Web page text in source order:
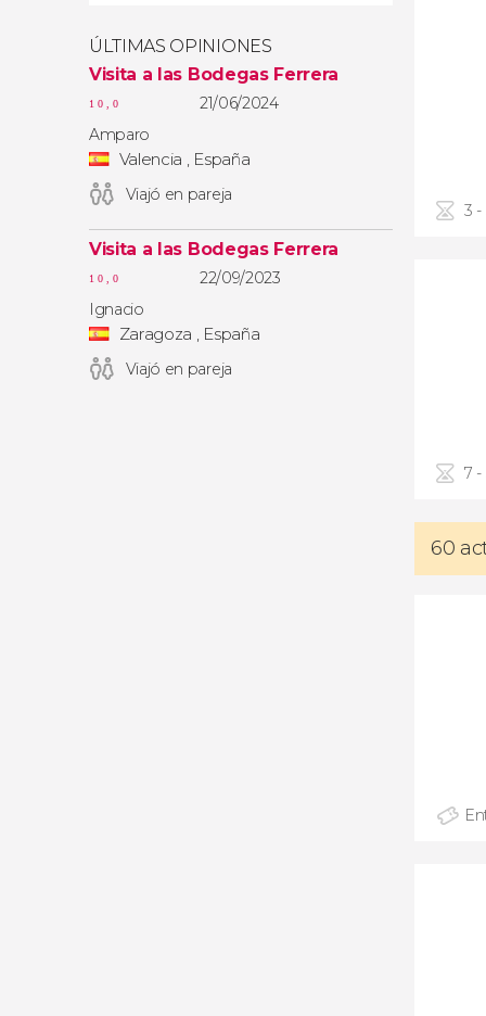
ÚLTIMAS OPINIONES
Visita a las Bodegas Ferrera
10,0
21/06/2024
Amparo
Valencia , España
Viajó en pareja
Visita a las Bodegas Ferrera
10,0
22/09/2023
Ignacio
Zaragoza , España
Viajó en pareja
3 -
7
60